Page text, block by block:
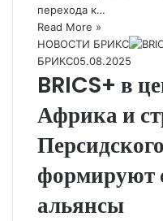
перехода к…
Read More »
НОВОСТИ БРИКС
БРИКС05.08.2025
BRICS+ в
Африка и
формируют
альянсы